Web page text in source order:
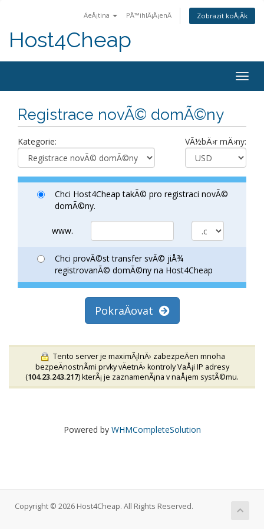
ÄeÅ¡tina PÅ™ihlÃ¡Å¡enÃ­ Zobrazit koÅ¡Ã­k
Host4Cheap
Registrace novÃ© domÃ©ny
Kategorie: VÃ½bÄ›r mÄ›ny:
Chci Host4Cheap takÃ© pro registraci novÃ©
domÃ©ny.
www.
Chci provÃ©st transfer svÃ© jiÅ¾
registrovanÃ© domÃ©ny na Host4Cheap
PokraÄovat
Tento server je maximÃ¡lnÄ› zabezpeÄen mnoha
bezpeÄnostnÃ­mi prvky vÄetnÄ› kontroly VaÅ¡i IP adresy
(104.23.243.217) kterÃ¡ je zaznamenÃ¡na v naÅ¡em systÃ©mu.
Powered by WHMCompleteSolution
Copyright © 2026 Host4Cheap. All Rights Reserved.